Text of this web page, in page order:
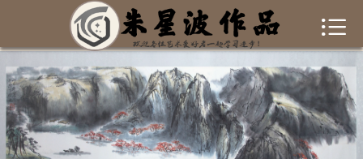
 首页
作品集锦
新闻资讯
